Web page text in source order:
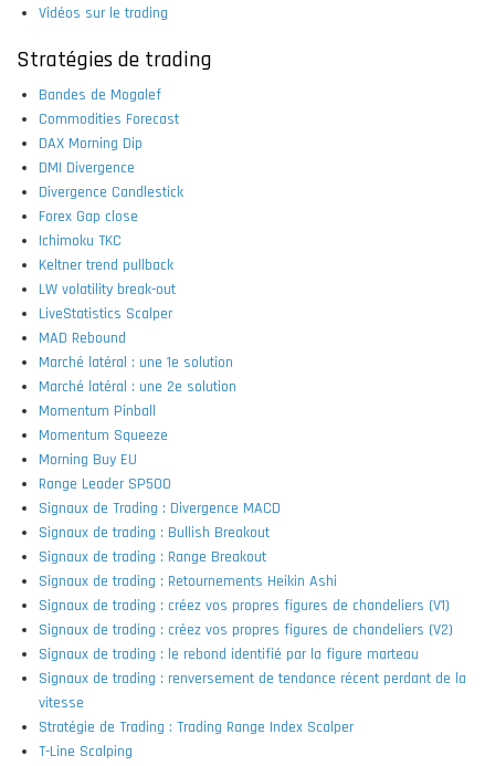
Vidéos sur le trading
Stratégies de trading
Bandes de Mogalef
Commodities Forecast
DAX Morning Dip
DMI Divergence
Divergence Candlestick
Forex Gap close
Ichimoku TKC
Keltner trend pullback
LW volatility break-out
LiveStatistics Scalper
MAD Rebound
Marché latéral : une 1e solution
Marché latéral : une 2e solution
Momentum Pinball
Momentum Squeeze
Morning Buy EU
Range Leader SP500
Signaux de Trading : Divergence MACD
Signaux de trading : Bullish Breakout
Signaux de trading : Range Breakout
Signaux de trading : Retournements Heikin Ashi
Signaux de trading : créez vos propres figures de chandeliers (V1)
Signaux de trading : créez vos propres figures de chandeliers (V2)
Signaux de trading : le rebond identifié par la figure marteau
Signaux de trading : renversement de tendance récent perdant de la
vitesse
Stratégie de Trading : Trading Range Index Scalper
T-Line Scalping